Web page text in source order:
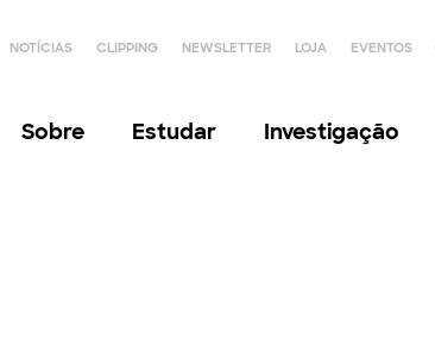
NOTÍCIAS CLIPPING NEWSLETTER LOJA EVENTOS
Sobre Estudar Investigação